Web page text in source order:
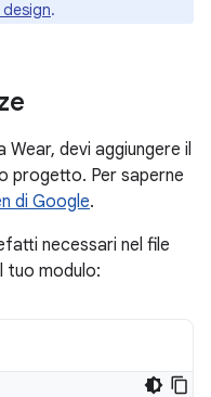
design.
Wear, devi aggiungere il
progetto. Per saperne
di Google.
necessari nel file
tuo modulo: